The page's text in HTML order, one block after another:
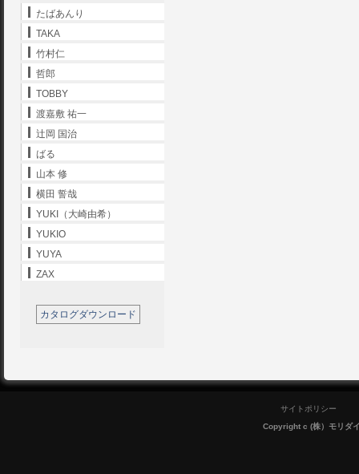
たばあんり
TAKA
竹村仁
哲郎
TOBBY
渡嘉敷 祐一
辻岡 国治
ばる
山本 修
横田 誓哉
YUKI（大崎由希）
YUKIO
YUYA
ZAX
カタログダウンロード
サイトポリシー
Copyright c (株）モリダ